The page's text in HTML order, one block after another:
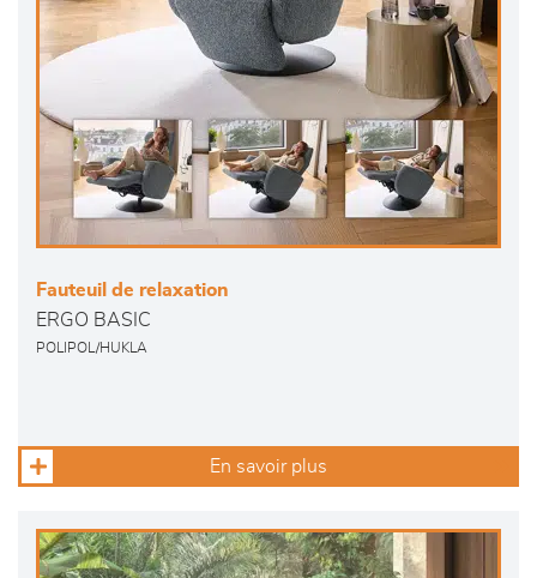
Fauteuil de relaxation
ERGO BASIC
POLIPOL/HUKLA
En savoir plus